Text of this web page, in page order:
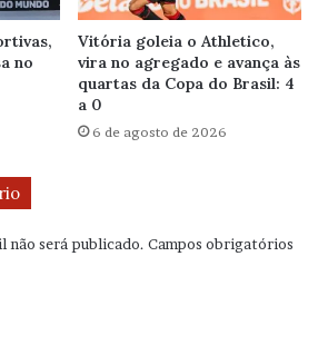
no
Vitória goleia o Athletico,
vira no agregado e avança às
quartas da Copa do Brasil: 4
a 0
6 de agosto de 2026
não será publicado. Campos obrigatórios